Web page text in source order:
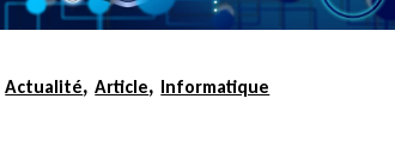
Actualité,Article, Informatique